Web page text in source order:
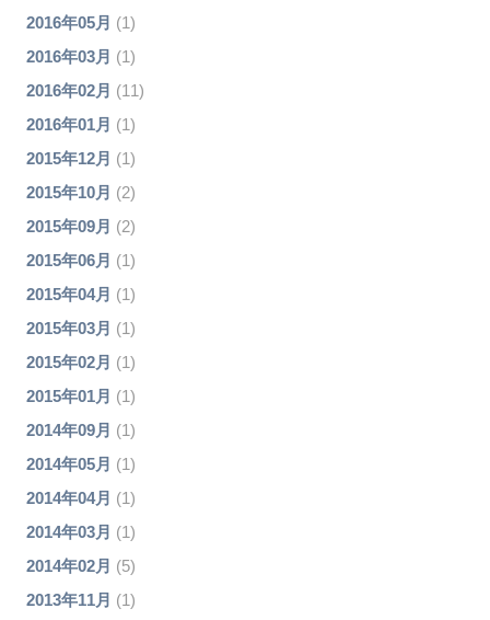
2016年05月 (1)
2016年03月 (1)
2016年02月 (11)
2016年01月 (1)
2015年12月 (1)
2015年10月 (2)
2015年09月 (2)
2015年06月 (1)
2015年04月 (1)
2015年03月 (1)
2015年02月 (1)
2015年01月 (1)
2014年09月 (1)
2014年05月 (1)
2014年04月 (1)
2014年03月 (1)
2014年02月 (5)
2013年11月 (1)